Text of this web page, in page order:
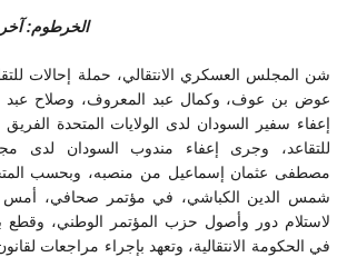
الخرطوم:
شن المجلس العسكري الانتقالي، حملة إحالات
عوض بن عوف، وكمال عبد المعروف، وصلاح عبد
إعفاء سفير السودان لدى الولايات المتحدة
للتقاعد، وجرى إعفاء مندوب السودان لدى
مصطفى عثمان إسماعيل من منصبه، وبحسب
شمس الدين الكباشي، في مؤتمر صحافي، أمس
لاستلام دور وأصول حزب المؤتمر الوطني، وقطع
في الحكومة الانتقالية، وتعهد بإجراء مراجعات